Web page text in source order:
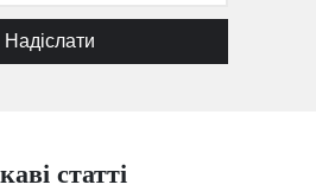
Надіслати
статті